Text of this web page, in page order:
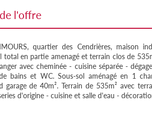
l'offre
quartier des Cendrières, maison
total en partie amenagé et terrain clos de
avec cheminée - cuisine séparée -
bains et WC. Sous-sol aménagé en 1
garage de 40m². Terrain de 535m² avec
d'origine - cuisine et salle d'eau -